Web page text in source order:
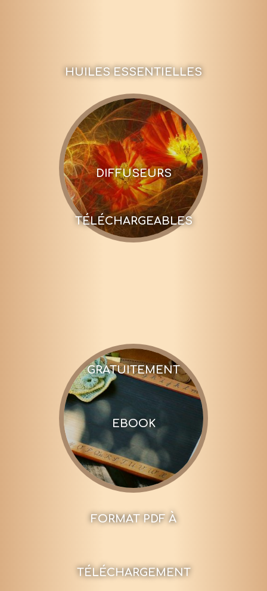
HUILES ESSENTIELLES
TÉLÉCHARGEABLES
GRATUITEMENT
FORMAT PDF À
DIFFUSEURS
EBOOK
TÉLÉCHARGEMENT